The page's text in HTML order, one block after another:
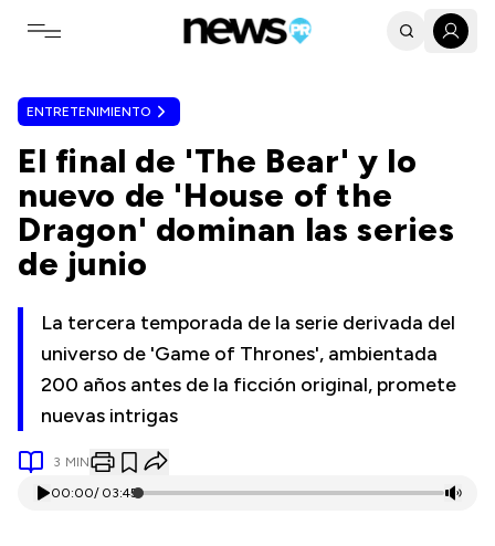
Toggle navigation menu
ENTRETENIMIENTO
El final de 'The Bear' y lo
nuevo de 'House of the
Dragon' dominan las series
de junio
La tercera temporada de la serie derivada del
universo de 'Game of Thrones', ambientada
200 años antes de la ficción original, promete
nuevas intrigas
3 MIN
00:00/ 03:45